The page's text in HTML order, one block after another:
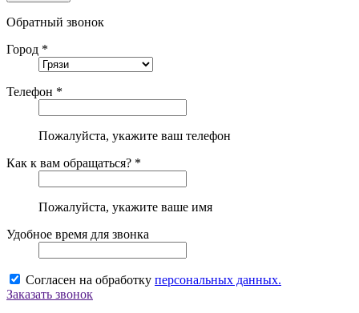
Обратный звонок
Город *
Телефон *
Пожалуйста, укажите ваш телефон
Как к вам обращаться? *
Пожалуйста, укажите ваше имя
Удобное время для звонка
Согласен на обработку персональных данных.
Заказать звонок